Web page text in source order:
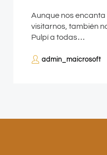
Aunque nos
visitarnos, también
Pulpí a todas…
admin_maicrosoft